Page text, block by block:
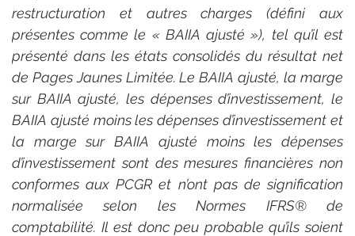
restructuration et autres charges (défini aux
présentes comme le « BAIIA ajusté »), tel qu’il est
présenté dans les états consolidés du résultat net
de Pages Jaunes Limitée. Le BAIIA ajusté, la marge
sur BAIIA ajusté, les dépenses d’investissement, le
BAIIA ajusté moins les dépenses d’investissement et
la marge sur BAIIA ajusté moins les dépenses
d’investissement sont des mesures financières non
conformes aux PCGR et n’ont pas de signification
normalisée selon les Normes IFRS® de
comptabilité. Il est donc peu probable qu’ils soient